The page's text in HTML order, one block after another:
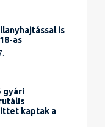
is
as
gyári
kaptak a